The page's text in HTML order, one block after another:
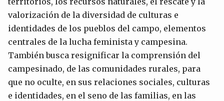
valorización de la diversidad de culturas e
identidades de los pueblos del campo, elementos
centrales de la lucha feminista y campesina.
También busca resignificar la comprensión del
campesinado, de las comunidades rurales, para
que no oculte, en sus relaciones sociales, culturas
e identidades, en el seno de las familias, en las